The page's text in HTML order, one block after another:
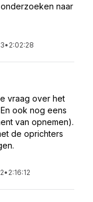
naar
• 2:02:28
vraag over het
ook nog eens
van opnemen).
de oprichters
• 2:16:12